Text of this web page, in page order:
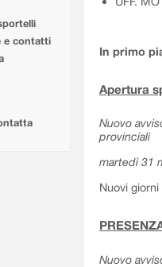
e contatti
In primo
Apertura
Nuovo
provinciali
martedì 31
Nuovi
Nuovo